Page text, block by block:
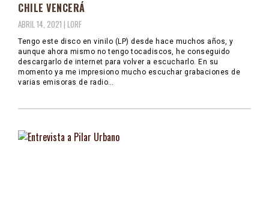
CHILE VENCERÁ
ABRIL 14, 2021 | LORF
Tengo este disco en vinilo (LP) desde hace muchos años, y
aunque ahora mismo no tengo tocadiscos, he conseguido
descargarlo de internet para volver a escucharlo. En su
momento ya me impresiono mucho escuchar grabaciones de
varias emisoras de radio…